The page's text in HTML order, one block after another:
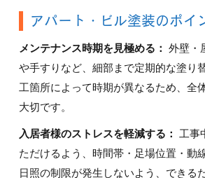
アパート・ビル塗装のポイ
メンテナンス時期を見極める： 外壁・
や手すりなど、細部まで定期的な塗り
工箇所によって時期が異なるため、全
大切です。
入居者様のストレスを軽減する： 工事
ただけるよう、時間帯・足場位置・動
日照の制限が発生しないよう、できる